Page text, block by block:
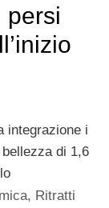
persi
integrazione i
di 1,6
, Ritratti